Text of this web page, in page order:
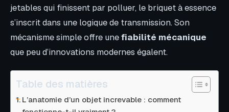
jetables qui finissent par polluer, le briquet à essence
s’inscrit dans une logique de transmission. Son
mécanisme simple offre unefiabilité mécanique
que peu d’innovations modernes égalent.
Table des matières
L’anatomie d’un objet increvable : comment